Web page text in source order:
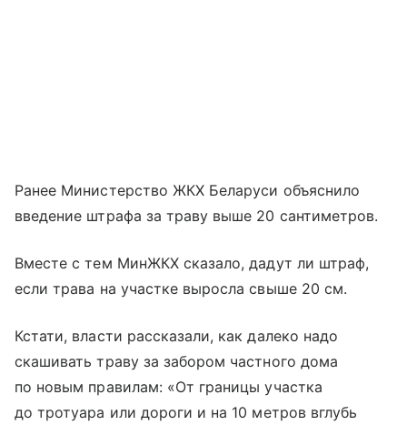
Ранее Министерство ЖКХ Беларуси объяснило
введение штрафа за траву выше 20 сантиметров.
Вместе с тем МинЖКХ сказало, дадут ли штраф,
если трава на участке выросла свыше 20 см.
Кстати, власти рассказали, как далеко надо
скашивать траву за забором частного дома
по новым правилам: «От границы участка
до тротуара или дороги и на 10 метров вглубь